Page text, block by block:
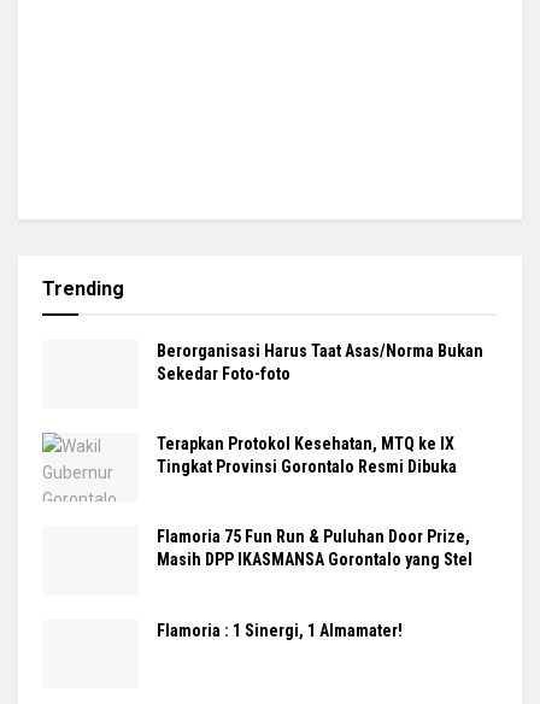
Trending
Berorganisasi Harus Taat Asas/Norma Bukan
Sekedar Foto-foto
Terapkan Protokol Kesehatan, MTQ ke IX
Tingkat Provinsi Gorontalo Resmi Dibuka
Flamoria 75 Fun Run & Puluhan Door Prize,
Masih DPP IKASMANSA Gorontalo yang Stel
Flamoria : 1 Sinergi, 1 Almamater!